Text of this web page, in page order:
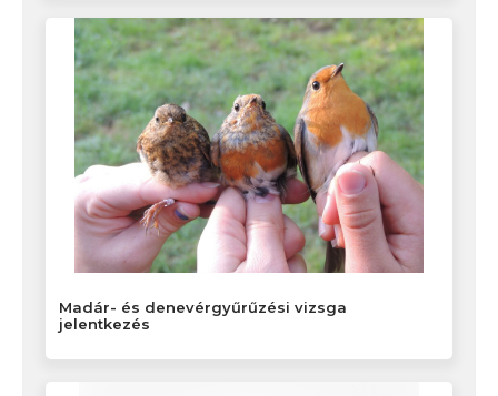
Madár- és denevérgyűrűzési vizsga
jelentkezés